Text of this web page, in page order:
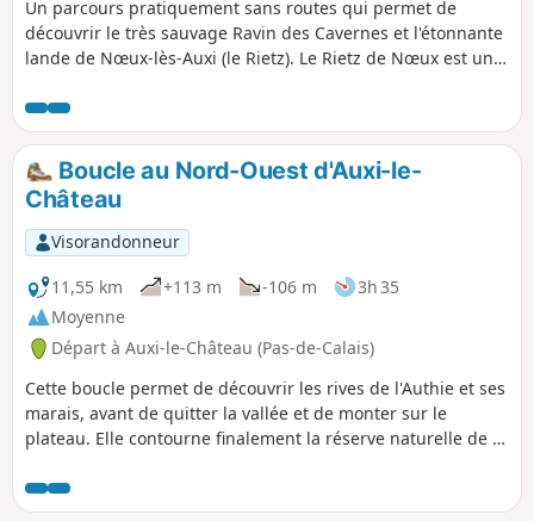
Un parcours pratiquement sans routes qui permet de
découvrir le très sauvage Ravin des Cavernes et l'étonnante
lande de Nœux-lès-Auxi (le Rietz). Le Rietz de Nœux est une
printemps de très belles orchidées. Bien sûr, ne pas
cueillir ! Ce circuit reprend une très grande partie du
"Sentier de l'Étoile" dont on trouve quelques tracés, mais
pas de descriptif. En outre son balisage est minimaliste
(peut-être même disparu en mai 2025). Les barrières sont
près du grillage à droite Avant de vous attaquer à ce
parcours, je vous conseille de visionner les 2 vidéos dont on
trouve les liens dans le commentaire de Denis.
Boucle au Nord-Ouest d'Auxi-le-
Château
Visorandonneur
11,55 km
+113 m -106 m
3h 35
Moyenne
Départ à Auxi-le-Château (Pas-de-Calais)
Cette boucle permet de découvrir les rives de l'Authie et ses
marais, avant de quitter la vallée et de monter sur le
plateau. Elle contourne finalement la réserve naturelle de la
Château et son église classée du XVe siècle.